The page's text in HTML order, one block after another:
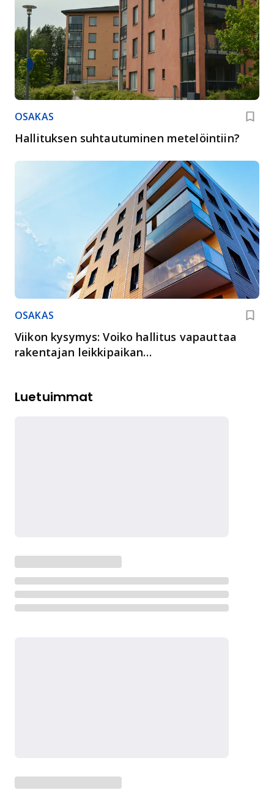
OSAKAS
Hallituksen suhtautuminen metelöintiin?
OSAKAS
Viikon kysymys: Voiko hallitus vapauttaa
rakentajan leikkipaikan
Luetuimmat